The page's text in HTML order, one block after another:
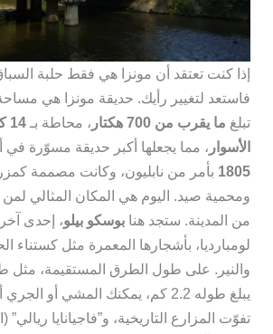
إذا كنت تعتقد أن مونزا هي فقط حلبة السباق
فاستعد لتغيير رأيك. حديقة مونزا هي
تبلغ ما يقرب من 700 هكتار ، محاطة بـ
الأسوار ، مما يجعلها أكبر حديقة مسوّرة في
1805 بأمر من نابليون، وكانت مصممة
ومحمية صيد. اليوم هي المكان المثالي
من المدينة. ستجد هنا بوسكو بيلو، إحدى
لومبارديا، بأشجارها المعمرة مثل كستناء
والنير. على طول الطرق المستقيمة، مثل
يبلغ طوله 2.2 كم، يمكنك المشي أو
تفوّت المزارع التاريخية، و”فاجيانايا ريالي”